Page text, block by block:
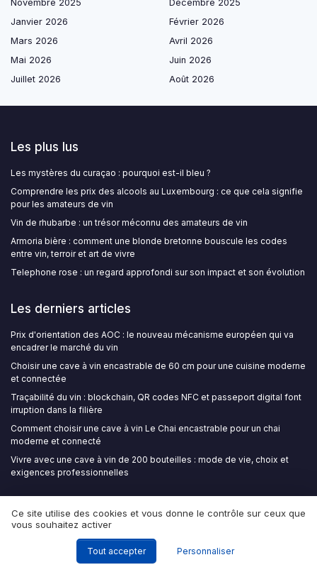
Novembre 2025
Décembre 2025
Janvier 2026
Février 2026
Mars 2026
Avril 2026
Mai 2026
Juin 2026
Juillet 2026
Août 2026
Les plus lus
Les mystères du curaçao : pourquoi est-il bleu ?
Comprendre les prix des alcools au Luxembourg : ce que cela signifie
pour les amateurs de vin
Vin de rhubarbe : un trésor méconnu des amateurs de vin
Armoria bière : comment une blonde bretonne bouscule les codes
entre vin, terroir et art de vivre
Telephone rose : un regard approfondi sur son impact et son évolution
Les derniers articles
Prix d'orientation des AOC : le nouveau mécanisme européen qui va
encadrer le marché du vin
Choisir une cave à vin encastrable de 60 cm pour une cuisine moderne
et connectée
Traçabilité du vin : blockchain, QR codes NFC et passeport digital font
irruption dans la filière
Comment choisir une cave à vin Le Chai encastrable pour un chai
moderne et connecté
Vivre avec une cave à vin de 200 bouteilles : mode de vie, choix et
exigences professionnelles
Wine Insiders
Ce site utilise des cookies et vous donne le contrôle sur ceux que
vous souhaitez activer
Tout accepter Personnaliser